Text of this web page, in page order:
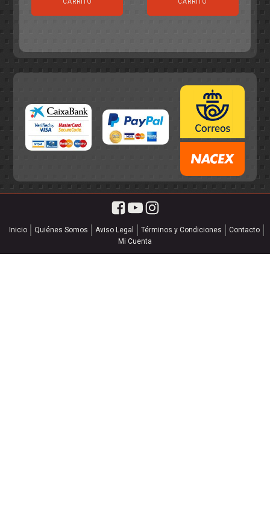
era:
es:
Inicio Quiénes Somos Aviso Legal Términos y Condiciones
Contacto
Mi Cuenta